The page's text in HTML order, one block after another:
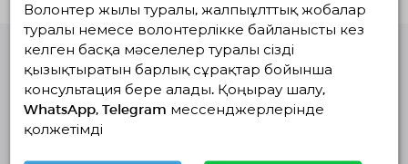
Волонтерлердің
бірыңғай
платформасы
© Волонтерлердің біріңғай платформасы 2018-2026
Волонтер жылы туралы, жалпыұлттық жобалар
туралы немесе волонтерлікке байланысты кез
келген басқа мәселелер туралы сізді
қызықтыратын барлық сұрақтар бойынша
консультация бере алады. Қоңырау шалу,
WhatsApp, Telegram мессенджерлерінде
қолжетімді